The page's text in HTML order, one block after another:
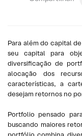
Para além do capital
seu capital para
diversificação de
alocação dos
características, a
desejam retornos no
Portfolio pensado
buscando maiores